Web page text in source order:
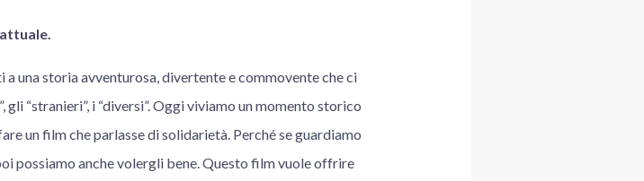
una storia avventurosa, divertente e commovente che ci
“stranieri”, i “diversi”. Oggi viviamo un momento storico
un film che parlasse di solidarietà. Perché se guardiamo
possiamo anche volergli bene. Questo film vuole offrire